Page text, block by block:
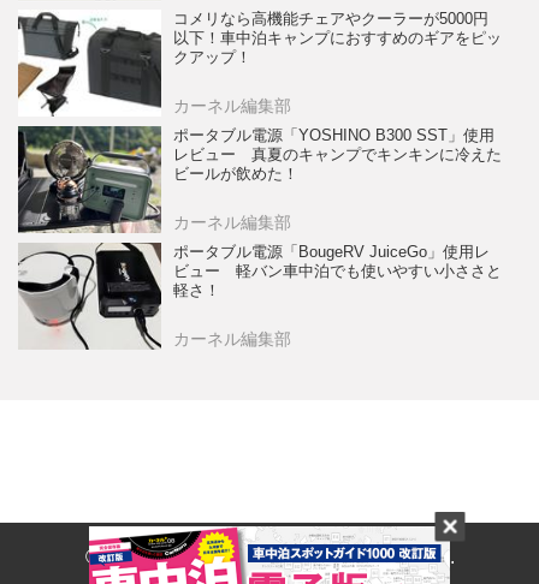
コメリなら高機能チェアやクーラーが5000円
以下！車中泊キャンプにおすすめのギアをピッ
クアップ！
カーネル編集部
ポータブル電源「YOSHINO B300 SST」使用
レビュー 真夏のキャンプでキンキンに冷えた
ビールが飲めた！
カーネル編集部
ポータブル電源「BougeRV JuiceGo」使用レ
ビュー 軽バン車中泊でも使いやすい小ささと
軽さ！
カーネル編集部
© 2017- CARNERU Inc. All rights reserved.